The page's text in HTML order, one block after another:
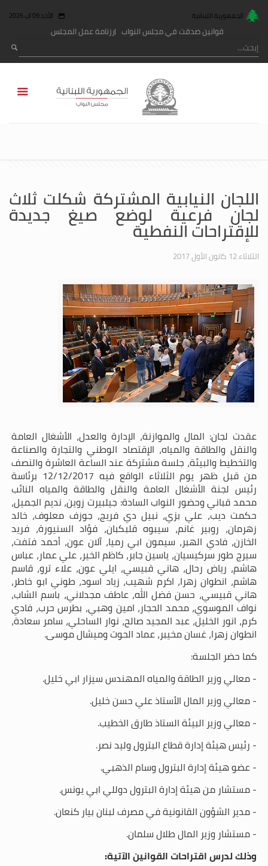
الجمهورية اللبنانية الأحد 09 آب 2026
قوانين صدقت في مجلس النواب رزنامة عمل المجلس
اللجان النيابية المشتركة شكلت ثلاث
لجان فرعية لوضع صيغ جديدة
للإقتراحات النفطية
الثلاثاء 12 كانون الأول 2017
عقدت لجان: المال والموازنة، الإدارة والعدل، الأشغال العامة
والنقل والطاقة والمياه، الإقتصاد الوطني والتجارة والصناعة
والتخطيط والبيئة، جلسة مشتركة عند الساعة العاشرة والنصف
من قبل ظهر يوم الثلاثاء الواقع فيه 12/12/2017 برئاسة
رئيس لجنة الأشغال العامة والنقل والطاقة والمياه النائب
محمد قباني وحضور النواب السادة: جيلبيرت زوين، نديم الجميل،
حكمت ديب، علي بزي، نبيل دي فريج، جوزف معلوف، خالد
زهرمان، روبير غانم، سيبوه قلبكبان، فؤاد السنيورة، فريد
الخازن، فادي الهبر، سيمون ابي رميا، آلان عون، أحمد فتفت،
سيرج طور سركيسيان، ياسين جابر، كاظم الخير، علي عمار، عباس
هاشم، رياض رحال، هاني قبيسي، ايلي عون، علاء ترو، قاسم
هاشم، انطوان زهرا، اكرم شهيب، زياد اسود، طوني ابو خاطر،
هاني قبيسي، حسن فضل الله، عاطف مجدلاني، باسم الشاب،
نواف الموسوي، محمد الحجار، امين وهبي، بطرس حرب، فادي
كرم، انور الخليل، عبد المجيد صالح، نوار الساحلي، سامر سعادة،
انطوان زهرا، غسان مخيبر، عماد الحوت وميشال موسى.
كما حضر الجلسة:
- معالي وزير الطاقة والمياه المهندس سيزار ابي خليل.
- معالي وزير المال الأستاذ علي حسن خليل.
- معالي وزير البيئة الستاذ طارق الخطيب.
- رئيس هيئة إدارة قطاع البترول وليد نصر.
- عضو هيئة إدارة البترول وسام الذهبي.
- مستشار من هيئة إدارة البترول دوللي ابي يونس.
- مدير الشؤون القانونية في مصرف لبنان بيار كنعان.
- مستشار وزير المال طلال سلمان.
وذلك لدرس اقتراحات القوانين الآتية: